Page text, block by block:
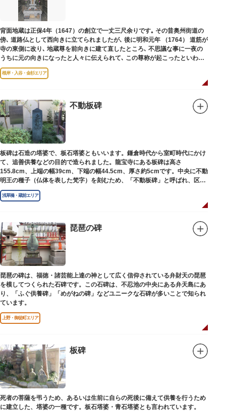
背面地蔵は正保4年（1647）の創立で一丈三尺余りです｡ その昔奥州街道の
傍､ 道路仏として西向きに立てられましたが､ 後に明和元年 （1764） 道筋が
寺の東側に改り､ 地蔵尊を前向きに建て直したところ､ 不思議な事に一夜の
うちに元の向きになったと人々に伝えられて､ この尊称が起こったといわれ
ています｡薬王寺（やくおうじ）にあります。
根岸・入谷・金杉エリア
不動板碑
板碑は石造の塔婆で、板石塔婆ともいいます。鎌倉時代から室町時代にかけ
て、追善供養などの目的で造られました。龍宝寺にある板碑は高さ
155.8cm、上端の幅39cm、下端の幅44.5cm、厚さ約5cmです。中央に不動
明王の種子（仏体を表した梵字）を刻むため、「不動板碑」と呼ばれ、区内
現存の板碑を代表するもののひとつです。
浅草橋・蔵前エリア
琵琶の碑
琵琶の碑は、福徳・諸芸能上達の神として広く信仰されている弁財天の琵琶
を模してつくられた石碑です。この石碑は、不忍池の中央にある弁天島にあ
り、「ふぐ供養碑」「めがねの碑」などユニークな石碑が多いことで知られ
ています。
上野・御徒町エリア
板碑
死者の菩薩を弔うため、あるいは生前に自らの死後に備えて供養を行うため
に建立した、塔婆の一種です。板石塔婆・青石塔婆とも言われています。